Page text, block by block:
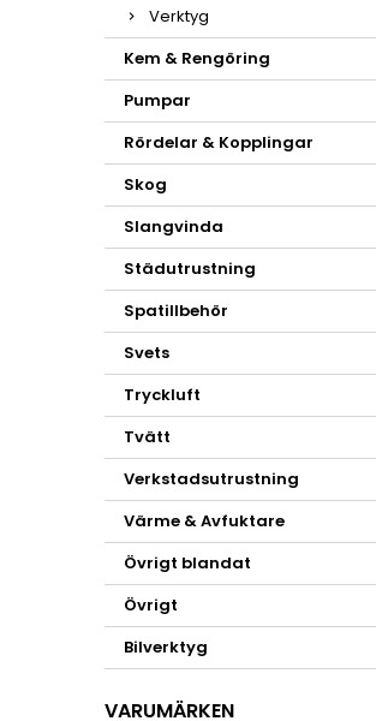
Verktyg
Kem & Rengöring
Pumpar
Rördelar & Kopplingar
Skog
Slangvinda
Städutrustning
Spatillbehör
Svets
Tryckluft
Tvätt
Verkstadsutrustning
Värme & Avfuktare
Övrigt blandat
Övrigt
Bilverktyg
VARUMÄRKEN